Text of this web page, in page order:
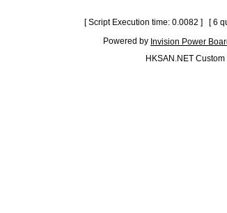
[ Script Execution time: 0.0082 ] [ 6
Powered by Invision Power
HKSAN.NET